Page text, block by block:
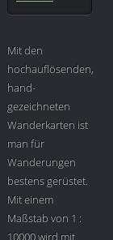
Mit den
hochauflösenden,
hand-
gezeichneten
Wanderkarten ist
man für
Wanderungen
bestens gerüstet.
Mit einem
Maßstab von 1 :
10000 wird mit